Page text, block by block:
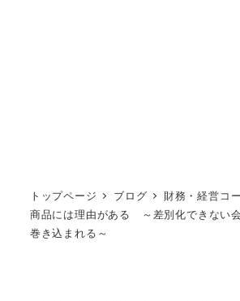
トップページ ブログ 財務・経営コ
商品には理由がある ～差別化できない
巻き込まれる～